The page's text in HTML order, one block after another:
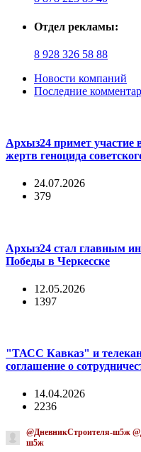
Отдел рекламы:
8 928 326 58 88
Новости компаний
Последние
Архыз24 примет участие
жертв геноцида
24.07.2026
379
Архыз24 стал главным
Победы в Черкесске
12.05.2026
1397
"ТАСС Кавказ" и
соглашение о
14.04.2026
2236
@ДневникСтроителя-ш5ж
ш5ж